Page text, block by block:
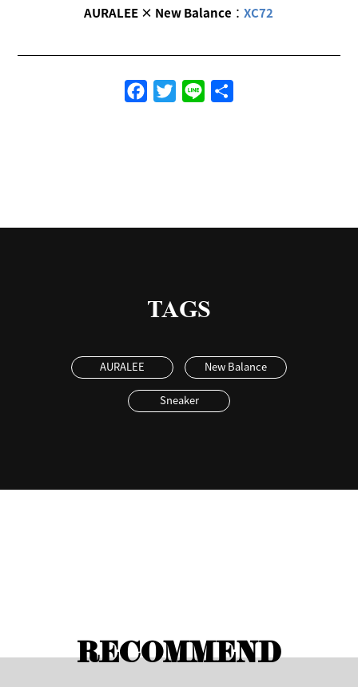
AURALEE × New Balance ：XC72
FacebookTwitterLine
TAGS
AURALEE New Balance
Sneaker
RECOMMEND